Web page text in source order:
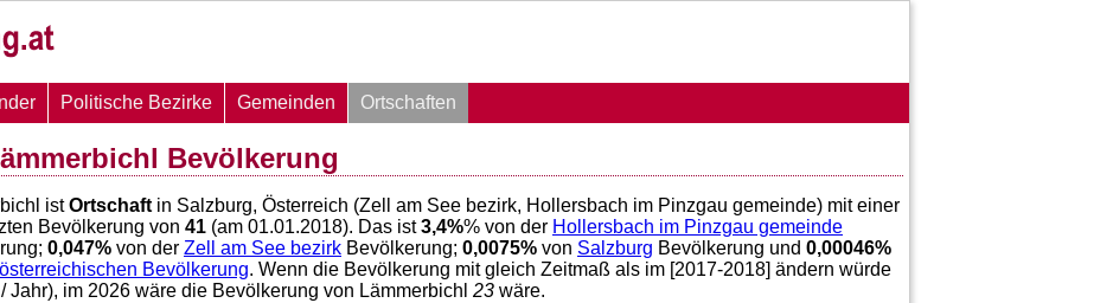
Politische Bezirke Gemeinden
Ortschaften
Bevölkerung
istOrtschaft in Salzburg, Österreich (Zell am See bezirk, Hollersbach im Pinzgau gemeinde) mit einer
Bevölkerung von 41 (am 01.01.2018). Das ist3,4%% von der Hollersbach im Pinzgau gemeinde
0,047% von der Zell am See bezirk Bevölkerung; 0,0075% von Salzburg Bevölkerung und 0,00046%
österreichischen Bevölkerung. Wenn die Bevölkerung mit gleich Zeitmaß als im [2017-2018] ändern würde
Jahr), im 2026 wäre die Bevölkerung von Lämmerbichl 23 wäre.